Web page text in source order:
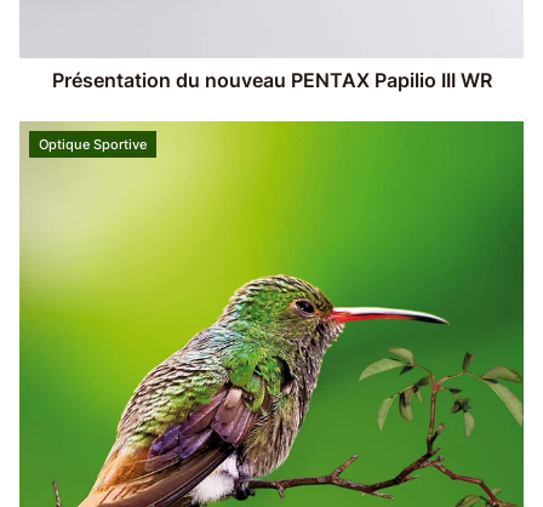
Présentation du nouveau PENTAX Papilio III WR
Optique Sportive